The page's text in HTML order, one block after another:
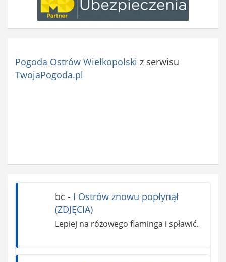
Pogoda Ostrów Wielkopolski z serwisu
TwojaPogoda.pl
bc - I Ostrów znowu popłynął
(ZDJĘCIA)
Lepiej na różowego flaminga i spławić.